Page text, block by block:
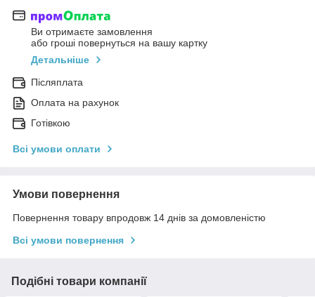
Ви отримаєте замовлення
або гроші повернуться на вашу картку
Детальніше
Післяплата
Оплата на рахунок
Готівкою
Всі умови оплати
Умови повернення
Повернення товару впродовж 14 днів за домовленістю
Всі умови повернення
Подібні товари компанії